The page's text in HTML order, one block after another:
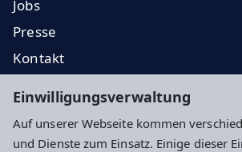
Einwilligungsverwaltung
Auf unserer Webseite kommen
und Dienste zum Einsatz. Einige dieser
Jobs
Presse
Kontakt
Propstei